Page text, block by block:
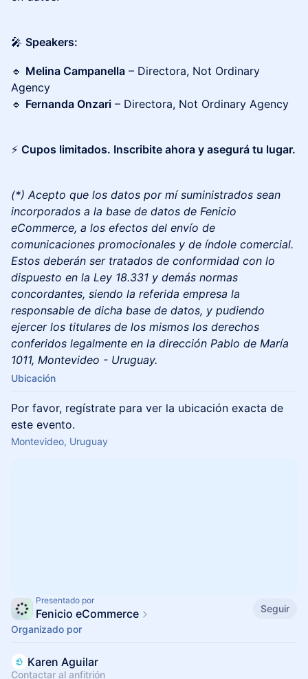
🎤 Speakers:
🔹 Melina Campanella – Directora, Not Ordinary
Agency
🔹 Fernanda Onzari – Directora, Not Ordinary Agency
⚡ Cupos limitados. Inscribite ahora y asegurá tu lugar.
(*) Acepto que los datos por mí suministrados sean
incorporados a la base de datos de Fenicio
eCommerce, a los efectos del envío de
comunicaciones promocionales y de índole comercial​.
Estos deberán ser tratados de conformidad con lo
dispuesto en la Ley 18.331​ y demás normas
concordantes, ​siendo la referida empresa la
responsable de ​d​icha base de datos, ​y p​udiendo
ejercer los ​t​itulares de los mismos los derechos
conferidos legalmente en la dirección Pablo de María
1011, Montevideo - Uruguay.
Ubicación
Por favor, regístrate para ver la ubicación exacta de
este evento.
Montevideo, Uruguay
Presentado por
Fenicio eCommerce
Seguir
Organizado por
Karen Aguilar
Contactar al anfitrión